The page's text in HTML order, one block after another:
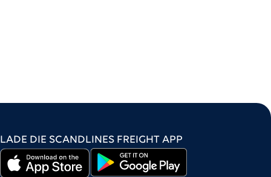
LADE DIE SCANDLINES FREIGHT APP